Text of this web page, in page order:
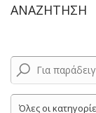
ΑΝΑΖΗΤΗΣΗ